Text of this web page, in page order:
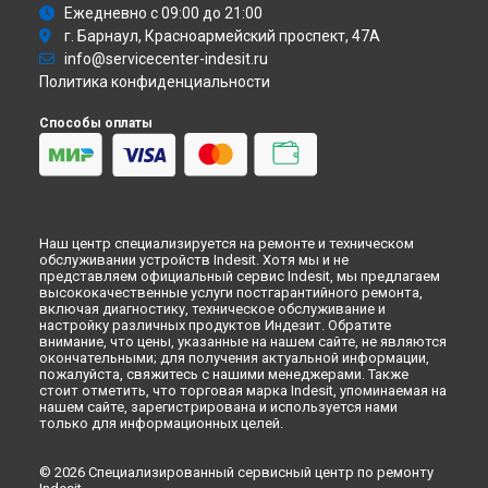
Ремонт кухонной плиты MVK GS11 (W) Indesit в
Новокузнецке
Ремонт кухонной плиты MVK GS11 (W) Indesit в
Ремонт кухонной плиты MVK GS11 (W) Indesit в
Набережных Челнах
Ремонт кухонной плиты MVK GS11 (W) Indesit в
Ежедневно с 09:00 до 21:00
г. Барнаул, Красноармейский проспект, 47А
info@servicecenter-indesit.ru
Политика конфиденциальности
Способы оплаты
Наш центр специализируется на ремонте и техническом
обслуживании устройств Indesit. Хотя мы и не
представляем официальный сервис Indesit, мы предлагаем
высококачественные услуги постгарантийного ремонта,
включая диагностику, техническое обслуживание и
настройку различных продуктов Индезит. Обратите
внимание, что цены, указанные на нашем сайте, не являются
окончательными; для получения актуальной информации,
пожалуйста, свяжитесь с нашими менеджерами. Также
стоит отметить, что торговая марка Indesit, упоминаемая на
нашем сайте, зарегистрирована и используется нами
только для информационных целей.
© 2026 Специализированный сервисный центр по ремонту